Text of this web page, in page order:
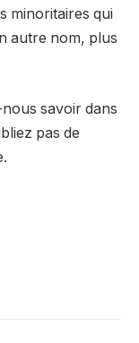
minoritaires qui
autre nom, plus
savoir dans
pas de